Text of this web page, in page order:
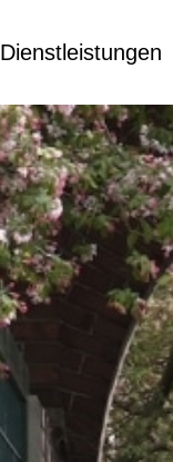
Dienstleistungen